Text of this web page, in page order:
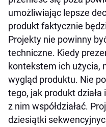
umożliwiając lepsze
produkt faktycznie
Projekty nie powinny
techniczne. Kiedy
kontekstem ich użycia,
wygląd produktu. Nie
tego, jak produkt
z nim współdziałać.
dziesiątki